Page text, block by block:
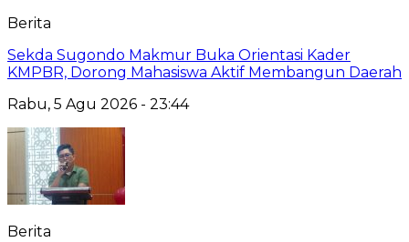
Berita
Sekda Sugondo Makmur Buka Orientasi Kader
KMPBR, Dorong Mahasiswa Aktif Membangun Daerah
Rabu, 5 Agu 2026 - 23:44
Berita